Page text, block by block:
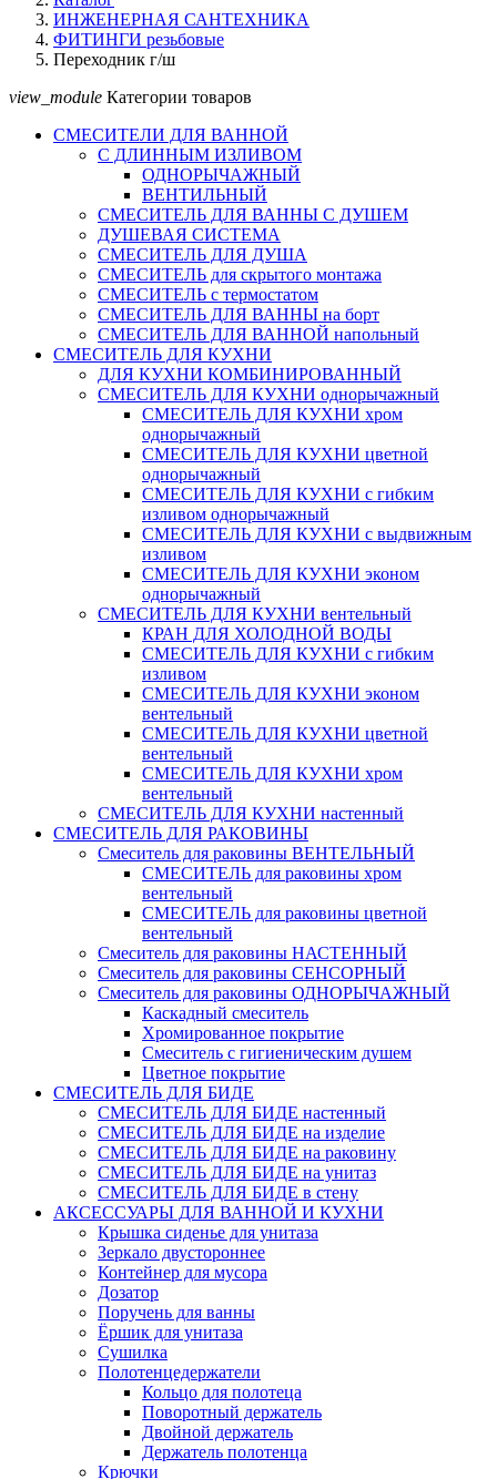
ИНЖЕНЕРНАЯ САНТЕХНИКА
ФИТИНГИ резьбовые
Переходник г/ш
view_module Категории товаров
СМЕСИТЕЛИ ДЛЯ ВАННОЙ
С ДЛИННЫМ ИЗЛИВОМ
ОДНОРЫЧАЖНЫЙ
ВЕНТИЛЬНЫЙ
СМЕСИТЕЛЬ ДЛЯ ВАННЫ С ДУШЕМ
ДУШЕВАЯ СИСТЕМА
СМЕСИТЕЛЬ ДЛЯ ДУША
СМЕСИТЕЛЬ для скрытого монтажа
СМЕСИТЕЛЬ с термостатом
СМЕСИТЕЛЬ ДЛЯ ВАННЫ на борт
СМЕСИТЕЛЬ ДЛЯ ВАННОЙ напольный
СМЕСИТЕЛЬ ДЛЯ КУХНИ
ДЛЯ КУХНИ КОМБИНИРОВАННЫЙ
СМЕСИТЕЛЬ ДЛЯ КУХНИ однорычажный
СМЕСИТЕЛЬ ДЛЯ КУХНИ хром
однорычажный
СМЕСИТЕЛЬ ДЛЯ КУХНИ цветной
однорычажный
СМЕСИТЕЛЬ ДЛЯ КУХНИ с гибким
изливом однорычажный
СМЕСИТЕЛЬ ДЛЯ КУХНИ с выдвижным
изливом
СМЕСИТЕЛЬ ДЛЯ КУХНИ эконом
однорычажный
СМЕСИТЕЛЬ ДЛЯ КУХНИ вентельный
КРАН ДЛЯ ХОЛОДНОЙ ВОДЫ
СМЕСИТЕЛЬ ДЛЯ КУХНИ с гибким
изливом
СМЕСИТЕЛЬ ДЛЯ КУХНИ эконом
вентельный
СМЕСИТЕЛЬ ДЛЯ КУХНИ цветной
вентельный
СМЕСИТЕЛЬ ДЛЯ КУХНИ хром
вентельный
СМЕСИТЕЛЬ ДЛЯ КУХНИ настенный
СМЕСИТЕЛЬ ДЛЯ РАКОВИНЫ
Смеситель для раковины ВЕНТЕЛЬНЫЙ
СМЕСИТЕЛЬ для раковины хром
вентельный
СМЕСИТЕЛЬ для раковины цветной
вентельный
Смеситель для раковины НАСТЕННЫЙ
Смеситель для раковины СЕНСОРНЫЙ
Смеситель для раковины ОДНОРЫЧАЖНЫЙ
Каскадный смеситель
Хромированное покрытие
Смеситель с гигиеническим душем
Цветное покрытие
СМЕСИТЕЛЬ ДЛЯ БИДЕ
СМЕСИТЕЛЬ ДЛЯ БИДЕ настенный
СМЕСИТЕЛЬ ДЛЯ БИДЕ на изделие
СМЕСИТЕЛЬ ДЛЯ БИДЕ на раковину
СМЕСИТЕЛЬ ДЛЯ БИДЕ на унитаз
СМЕСИТЕЛЬ ДЛЯ БИДЕ в стену
АКСЕССУАРЫ ДЛЯ ВАННОЙ И КУХНИ
Крышка сиденье для унитаза
Зеркало двустороннее
Контейнер для мусора
Дозатор
Поручень для ванны
Ёршик для унитаза
Сушилка
Полотенцедержатели
Кольцо для полотеца
Поворотный держатель
Двойной держатель
Держатель полотенца
Крючки